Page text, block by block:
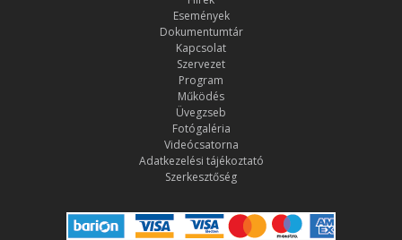
Események
Dokumentumtár
Kapcsolat
Szervezet
Program
Működés
Üvegzseb
Fotógaléria
Videócsatorna
Adatkezelési tájékoztató
Szerkesztőség